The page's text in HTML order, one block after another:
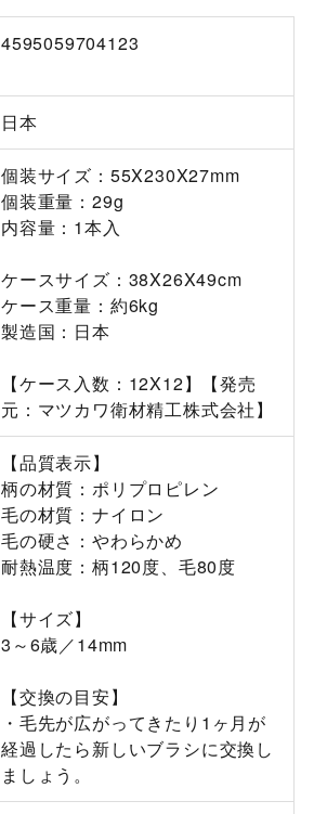
4595059704123
日本
個装サイズ：55X230X27mm
個装重量：29g
内容量：1本入
ケースサイズ：38X26X49cm
ケース重量：約6kg
製造国：日本
【ケース入数：12X12】【発売
元：マツカワ衛材精工株式会社】
【品質表示】
柄の材質：ポリプロピレン
毛の材質：ナイロン
毛の硬さ：やわらかめ
耐熱温度：柄120度、毛80度
【サイズ】
3～6歳／14mm
【交換の目安】
・毛先が広がってきたり1ヶ月が
経過したら新しいブラシに交換し
ましょう。